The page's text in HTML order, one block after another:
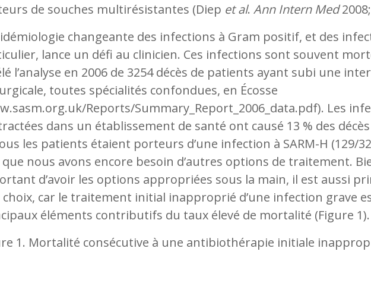
de souches multirésistantes (Diep et al. Ann Intern Med
changeante des infections à Gram positif, et des
lance un défi au clinicien. Ces infections sont souvent
l’analyse en 2006 de 3254 décès de patients ayant subi une
toutes spécialités confondues, en Écosse
Reports/Summary_Report_2006_data.pdf). Les
dans un établissement de santé ont causé 13 % des décès
les patients étaient porteurs d’une infection à SARM-H (129/
nous avons encore besoin d’autres options de traitement.
d’avoir les options appropriées sous la main, il est aussi
car le traitement initial inapproprié d’une infection grave
éléments contributifs du taux élevé de mortalité (Figure 1).
1. Mortalité consécutive à une antibiothérapie initiale